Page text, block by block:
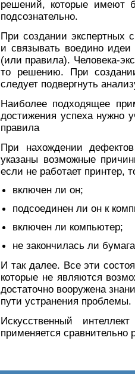
решений, которые имеют
подсознательно.
При создании экспертных
и связывать воедино
(или правила). Человека-
то решению. При
следует подвергнуть
Наиболее подходящее
достижения успеха нужно
правила
При нахождении
указаны возможные
если не работает принтер,
включен ли он;
подсоединен ли он к
включен ли компьютер;
не закончилась ли
И так далее. Все эти
которые не являются
достаточно вооружена
пути устранения проблемы.
Искусственный
применяется сравнительно